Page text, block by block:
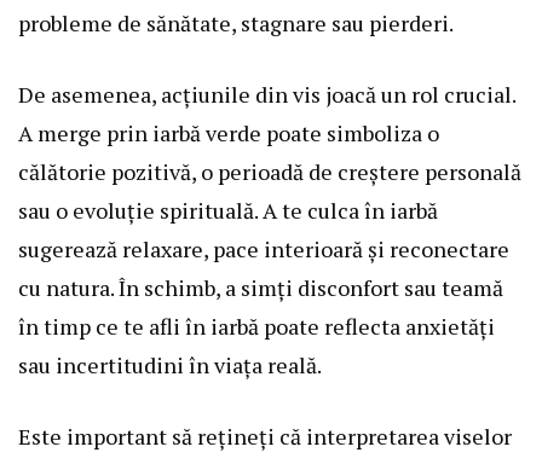
probleme de sănătate, stagnare sau pierderi.
De asemenea, acțiunile din vis joacă un rol crucial.
A merge prin iarbă verde poate simboliza o
călătorie pozitivă, o perioadă de creștere personală
sau o evoluție spirituală. A te culca în iarbă
sugerează relaxare, pace interioară și reconectare
cu natura. În schimb, a simți disconfort sau teamă
în timp ce te afli în iarbă poate reflecta anxietăți
sau incertitudini în viața reală.
Este important să rețineți că interpretarea viselor